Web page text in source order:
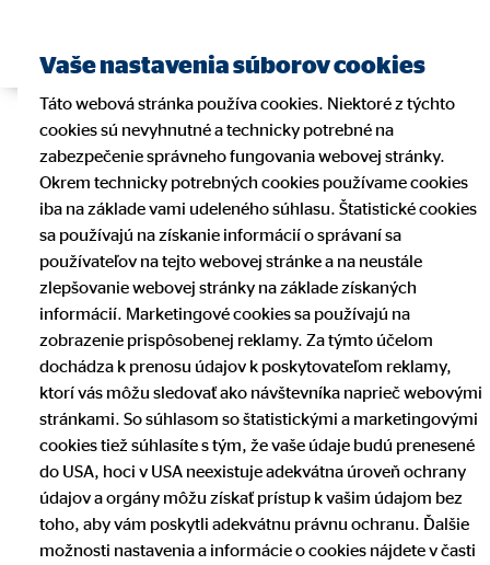
Vaše nastavenia súborov cookies
Táto webová stránka používa cookies. Niektoré z týchto
cookies sú nevyhnutné a technicky potrebné na
zabezpečenie správneho fungovania webovej stránky.
Okrem technicky potrebných cookies používame cookies
iba na základe vami udeleného súhlasu. Štatistické cookies
sa používajú na získanie informácií o správaní sa
používateľov na tejto webovej stránke a na neustále
zlepšovanie webovej stránky na základe získaných
informácií. Marketingové cookies sa používajú na
zobrazenie prispôsobenej reklamy. Za týmto účelom
dochádza k prenosu údajov k poskytovateľom reklamy,
ktorí vás môžu sledovať ako návštevníka naprieč webovými
stránkami. So súhlasom so štatistickými a marketingovými
cookies tiež súhlasíte s tým, že vaše údaje budú prenesené
do USA, hoci v USA neexistuje adekvátna úroveň ochrany
údajov a orgány môžu získať prístup k vašim údajom bez
toho, aby vám poskytli adekvátnu právnu ochranu. Ďalšie
možnosti nastavenia a informácie o cookies nájdete v časti